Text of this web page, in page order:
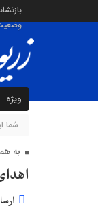
ویژه
شما
به
اهدای ۲۰ دستگاه ویلچر برقی